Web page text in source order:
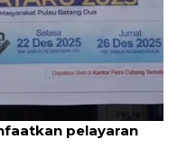
pelayaran